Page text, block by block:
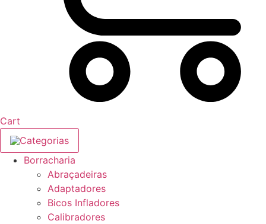
Cart
Categorias
Borracharia
Abraçadeiras
Adaptadores
Bicos Infladores
Calibradores